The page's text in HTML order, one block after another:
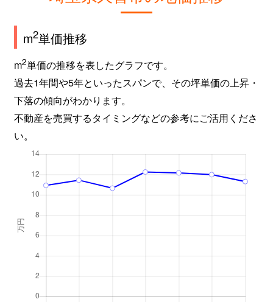
m2単価推移
m2単価の推移を表したグラフです。
過去1年間や5年といったスパンで、その坪単価の上昇・
下落の傾向がわかります。
不動産を売買するタイミングなどの参考にご活用くださ
い。